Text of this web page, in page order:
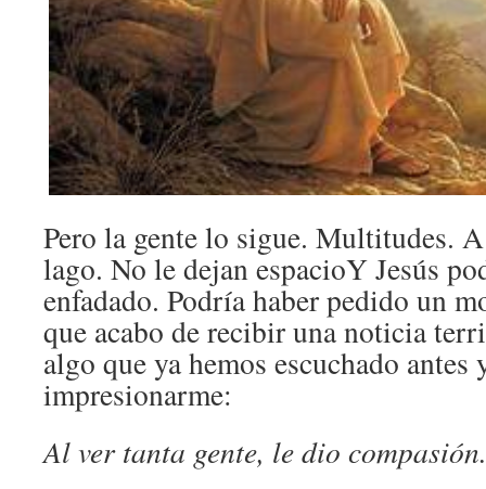
Pero la gente lo sigue. Multitudes.
lago. No le dejan espacioY Jesús
enfadado. Podría haber pedido un
que acabo de recibir una noticia
algo que ya hemos escuchado antes
impresionarme:
Al ver tanta gente, le dio compasión.